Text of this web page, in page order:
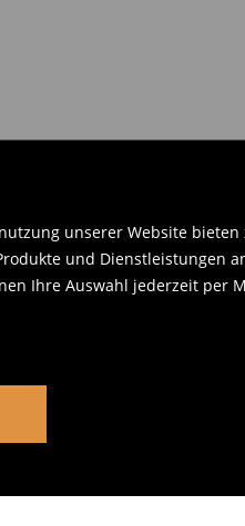
unserer Website bieten
und Dienstleistungen
Ihre Auswahl jederzeit per